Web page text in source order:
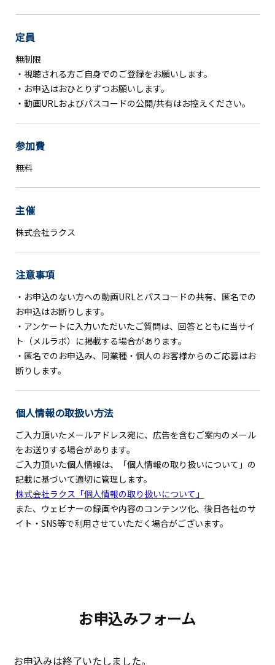
定員
無制限
・視聴される方ご自身でのご登録をお願いします。
・お申込はおひとりずつお願いします。
・動画URLおよびパスコードの公開/共有はお控えください。
参加費
無料
主催
株式会社ラクス
注意事項
・お申込のない方への動画URLとパスコードの共有、匿名での
お申込はお断りします。
・アンケートに入力いただいたご質問は、回答とともに当サイ
ト（メルラボ）に掲載する場合があります。
・匿名でのお申込み、同業種・個人のお客様からのご応募はお
断りします。
個人情報の取扱い方法
ご入力頂いたメールアドレス宛に、広告を含むご案内のメール
をお送りする場合があります。
ご入力頂いた個人情報は、「個人情報の取り扱いについて」の
記載に基づいて適切に管理します。
株式会社ラクス「個人情報の取り扱いについて」
また、ウェビナーの録画や内容のコンテンツ化、後日各社のサ
イト・SNS等で利用させていただく場合がございます。
お申込みフォーム
お申込みは終了いたしました。